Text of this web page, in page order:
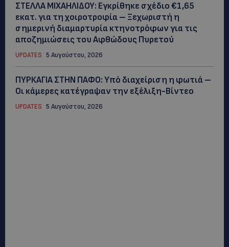
ΣΤΕΛΛΑ ΜΙΧΑΗΛΙΔΟΥ: Εγκρίθηκε σχέδιο €1,65
εκατ. για τη χοιροτροφία – Ξεχωριστή η
σημερινή διαμαρτυρία κτηνοτρόφων για τις
αποζημιώσεις του Αφθώδους Πυρετού
UPDATES 5 Αυγούστου, 2026
ΠΥΡΚΑΓΙΑ ΣΤΗΝ ΠΑΦΟ: Υπό διαχείριση η φωτιά –
Οι κάμερες κατέγραψαν την εξέλιξη-Βίντεο
UPDATES 5 Αυγούστου, 2026